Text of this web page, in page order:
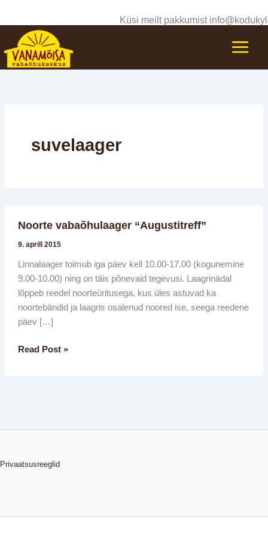
content
Küsi meilt pakkumist
suvelaager
Noorte vabaõhulaager “Augustitreff”
9. aprill 2015
Linnalaager toimub iga päev kell 10.00-17.00 (kogunemine
9.00-10.00) ning on täis põnevaid tegevusi. Laagrinädal
lõppeb reedel noorteüritusega, kus üles astuvad ka
noortebändid ja laagris osalenud noored ise, seega reedene
päev […]
vabaõhulaager
“Augustitreff”
Read Post »
Privaatsusreeglid